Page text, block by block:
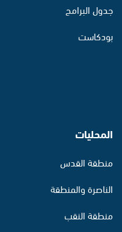
جدول البرامج
بودكاست
المحليات
منطقة القدس
الناصرة والمنطقة
منطقة النقب